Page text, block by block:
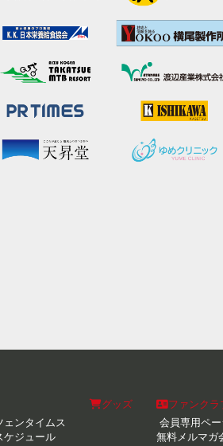
ェンタイムス
ケジュール
グッズ
ファンクラ
会員専用ペ
無料メルマガ